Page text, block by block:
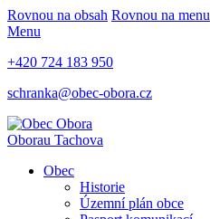
Rovnou na obsah Rovnou na menu
Menu
+420 724 183 950
schranka@obec-obora.cz
Oborau Tachova
Obec
Historie
Územní plán obce